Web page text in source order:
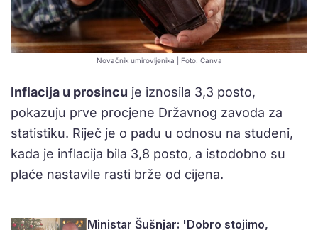
Novačnik umirovljenika | Foto: Canva
Inflacija u prosincu je iznosila 3,3 posto,
pokazuju prve procjene Državnog zavoda za
statistiku. Riječ je o padu u odnosu na studeni,
kada je inflacija bila 3,8 posto, a istodobno su
plaće nastavile rasti brže od cijena.
Ministar Šušnjar: 'Dobro stojimo,